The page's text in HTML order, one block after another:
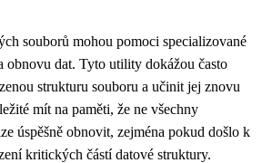
souborů mohou pomoci specializované
obnovu dat. Tyto utility dokážou často
strukturu souboru a učinit jej znovu
mít na paměti, že ne všechny
úspěšně obnovit, zejména pokud došlo k
kritických částí datové struktury.